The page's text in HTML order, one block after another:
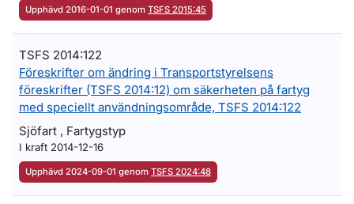
Upphävd 2016-01-01 genom TSFS 2015:45
TSFS 2014:122
Föreskrifter om ändring i Transportstyrelsens
föreskrifter (TSFS 2014:12) om säkerheten på fartyg
med speciellt användningsområde, TSFS 2014:122
Sjöfart , Fartygstyp
I kraft 2014-12-16
Upphävd 2024-09-01 genom TSFS 2024:48